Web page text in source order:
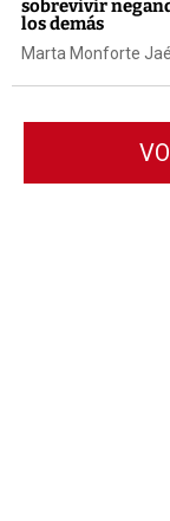
sobrevivir
los demás
Marta Monforte